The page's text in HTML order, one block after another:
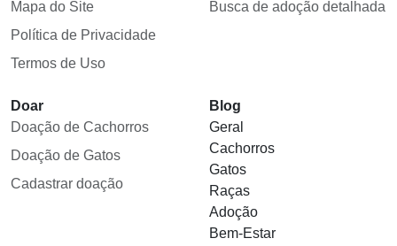
Mapa do Site
Política de Privacidade
Termos de Uso
Busca de adoção detalhada
Doar
Doação de Cachorros
Doação de Gatos
Cadastrar doação
Blog
Geral
Cachorros
Gatos
Raças
Adoção
Bem-Estar